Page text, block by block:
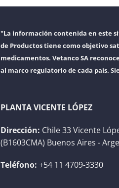
"La información contenida en este
de Productos tiene como objetivo
medicamentos. Vetanco SA
al marco regulatorio de cada país.
PLANTA VICENTE LÓPEZ
Dirección: Chile 33 Vicente
(B1603CMA) Buenos Aires -
Teléfono: +54 11 4709-3330